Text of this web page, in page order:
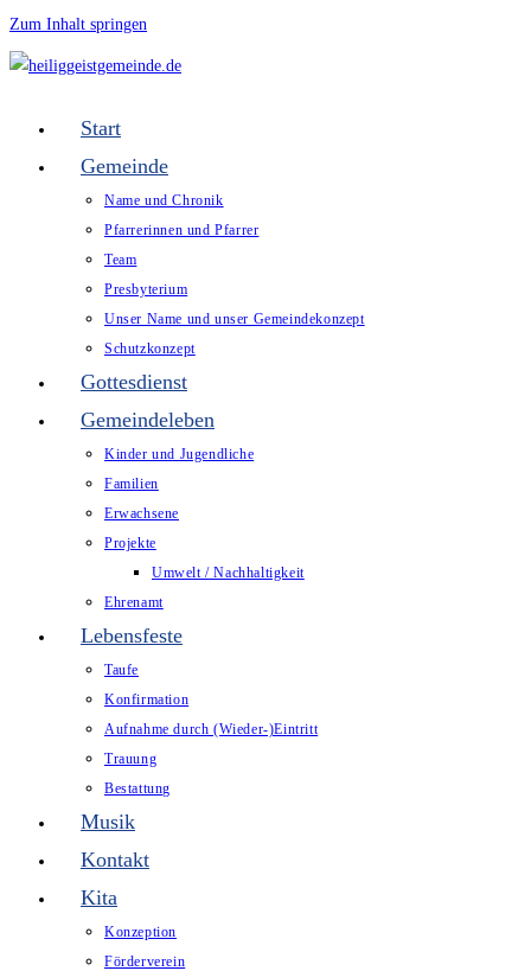
Zum Inhalt springen
Start
Gemeinde
Name und Chronik
Pfarrerinnen und Pfarrer
Team
Presbyterium
Unser Name und unser Gemeindekonzept
Schutzkonzept
Gottesdienst
Gemeindeleben
Kinder und Jugendliche
Familien
Erwachsene
Projekte
Umwelt / Nachhaltigkeit
Ehrenamt
Lebensfeste
Taufe
Konfirmation
Aufnahme durch (Wieder-)Eintritt
Trauung
Bestattung
Musik
Kontakt
Kita
Konzeption
Förderverein